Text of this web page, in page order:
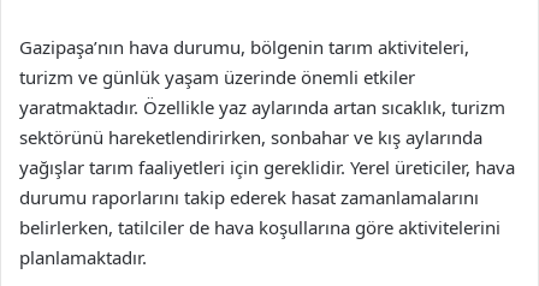
Gazipaşa’nın hava durumu, bölgenin tarım aktiviteleri,
turizm ve günlük yaşam üzerinde önemli etkiler
yaratmaktadır. Özellikle yaz aylarında artan sıcaklık, turizm
sektörünü hareketlendirirken, sonbahar ve kış aylarında
yağışlar tarım faaliyetleri için gereklidir. Yerel üreticiler, hava
durumu raporlarını takip ederek hasat zamanlamalarını
belirlerken, tatilciler de hava koşullarına göre aktivitelerini
planlamaktadır.